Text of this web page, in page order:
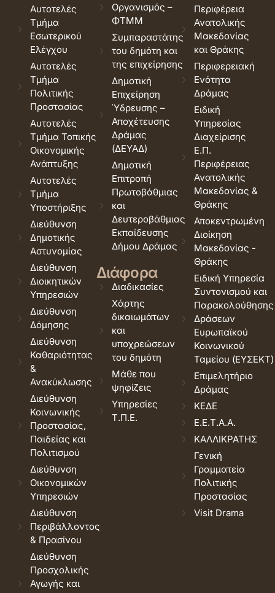
Αυτοτελές
Τμήμα
Εσωτερικού
Ελέγχου
Αυτοτελές
Τμήμα
Πολιτικής
Προστασίας
Αυτοτελές
Τμήμα Τοπικής
Οικονομικής
Ανάπτυξης
Αυτοτελές
Τμήμα
Υποστήριξης
Διεύθυνση
Δημοτικής
Αστυνομίας
Διεύθυνση
Διοικητικών
Υπηρεσιών
Διεύθυνση
Δόμησης
Διεύθυνση
Καθαριότητας
&
Ανακύκλωσης
Διεύθυνση
Κοινωνικής
Προστασίας,
Παιδείας και
Πολιτισμού
Διεύθυνση
Οικονομικών
Υπηρεσιών
Διεύθυνση
Περιβάλλοντος
& Πρασίνου
Διεύθυνση
Προσχολικής
Αγωγής και
Οργανισμός –
ΦΤΜΜ
Συμπαραστάτης
του δημότη και
της επιχείρησης
Δημοτική
Επιχείρηση
Ύδρευσης –
Αποχέτευσης
Δράμας
(ΔΕΥΑΔ)
Δημοτική
Επιτροπή
Πρωτοβάθμιας
και
Δευτεροβάθμιας
Εκπαίδευσης
Δήμου Δράμας
Διάφορα
Διαδικασίες
Χάρτης
δικαιωμάτων
και
υποχρεώσεων
του δημότη
Μάθε που
ψηφίζεις
Υπηρεσίες
Τ.Π.Ε.
Περιφέρεια
Ανατολικής
Μακεδονίας
και Θράκης
Περιφερειακή
Ενότητα
Δράμας
Ειδική
Υπηρεσίας
Διαχείρισης
Ε.Π.
Περιφέρειας
Ανατολικής
Μακεδονίας &
Θράκης
Αποκεντρωμένη
Διοίκηση
Μακεδονίας -
Θράκης
Ειδική Υπηρεσία
Συντονισμού και
Παρακολούθησης
Δράσεων
Ευρωπαϊκού
Κοινωνικού
Ταμείου (ΕΥΣΕΚΤ)
Επιμελητήριο
Δράμας
ΚΕΔΕ
Ε.Ε.Τ.Α.Α.
ΚΑΛΛΙΚΡΑΤΗΣ
Γενική
Γραμματεία
Πολιτικής
Προστασίας
Visit Drama